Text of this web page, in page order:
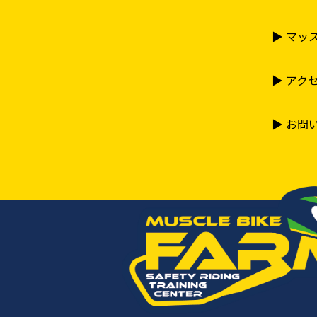
▶︎ マッ
▶︎ アク
▶︎ お問